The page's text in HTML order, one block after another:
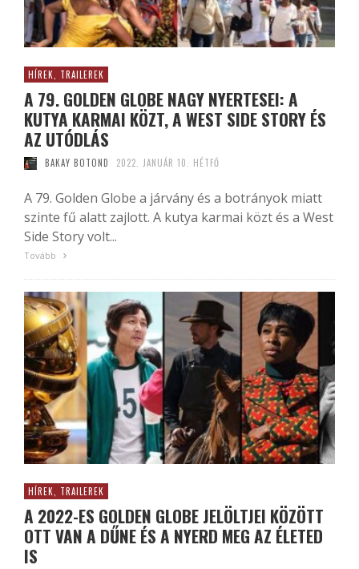
HÍREK, TRAILEREK
A 79. GOLDEN GLOBE NAGY NYERTESEI: A
KUTYA KARMAI KÖZT, A WEST SIDE STORY ÉS
AZ UTÓDLÁS
BAKAY BOTOND 2022. JANUÁR 10. HÉTFŐ
A 79. Golden Globe a járvány és a botrányok miatt
szinte fű alatt zajlott. A kutya karmai közt és a West
Side Story volt...
Tovább
HÍREK, TRAILEREK
A 2022-ES GOLDEN GLOBE JELÖLTJEI KÖZÖTT
OTT VAN A DŰNE ÉS A NYERD MEG AZ ÉLETED
IS